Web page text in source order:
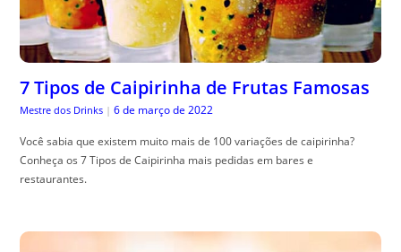
7 Tipos de Caipirinha de Frutas Famosas
Mestre dos Drinks | 6 de março de 2022
Você sabia que existem muito mais de 100 variações de caipirinha?
Conheça os 7 Tipos de Caipirinha mais pedidas em bares e
restaurantes.